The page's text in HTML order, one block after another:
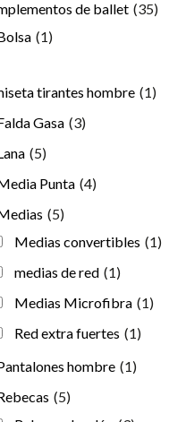
de ballet (35)
(1)
tirantes hombre (1)
Gasa (3)
(5)
Punta (4)
(5)
Medias convertibles (1)
medias de red (1)
Medias Microfibra (1)
Red extra fuertes (1)
hombre (1)
(5)